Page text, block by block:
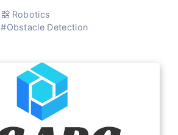
Robotics
#Obstacle Detection